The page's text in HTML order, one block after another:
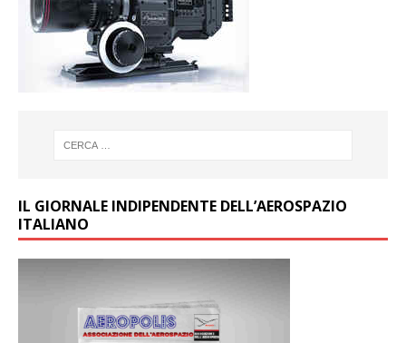
IL GIORNALE INDIPENDENTE DELL’AEROSPAZIO
ITALIANO